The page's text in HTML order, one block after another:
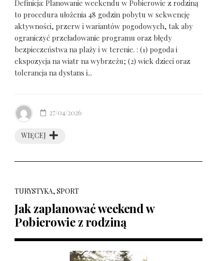
Definicja: Planowanie weekendu w Pobierowie z rodziną
to procedura ułożenia 48 godzin pobytu w sekwencję
aktywności, przerw i wariantów pogodowych, tak aby
ograniczyć przeładowanie programu oraz błędy
bezpieczeństwa na plaży i w terenie. : (1) pogoda i
ekspozycja na wiatr na wybrzeżu; (2) wiek dzieci oraz
tolerancja na dystans i...
WIĘCEJ
27/04/2026
TURYSTYKA, SPORT
Jak zaplanować weekend w
Pobierowie z rodziną